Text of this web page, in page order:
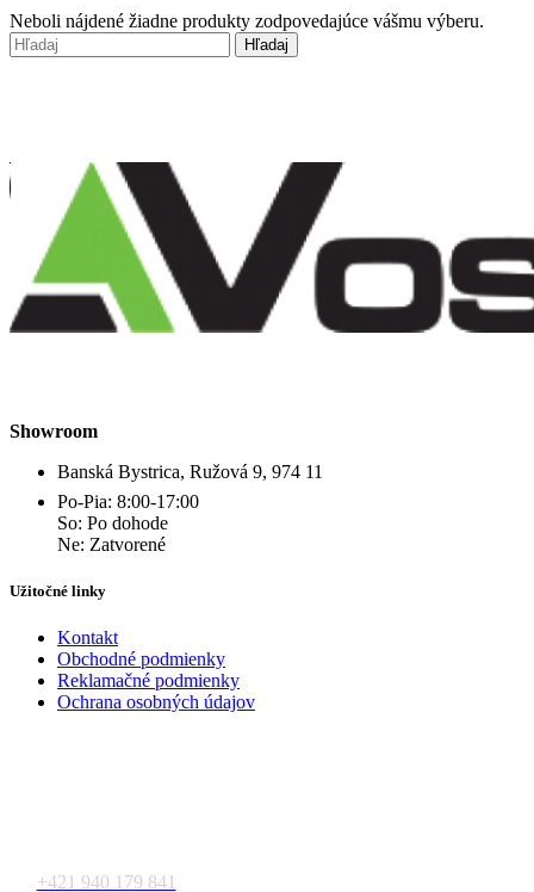
Neboli nájdené žiadne produkty zodpovedajúce vášmu výberu.
Hľadaj
Showroom
Banská Bystrica, Ružová 9, 974 11
Po-Pia: 8:00-17:00
So: Po dohode
Ne: Zatvorené
Užitočné linky
Kontakt
Obchodné podmienky
Reklamačné podmienky
Ochrana osobných údajov
+421 940 179 841